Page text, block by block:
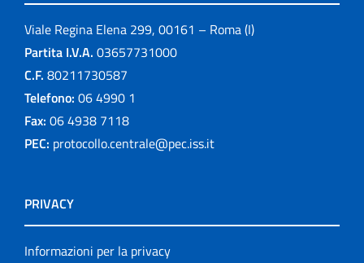
Viale Regina Elena 299, 00161 – Roma (I)
Partita I.V.A. 03657731000
C.F. 80211730587
Telefono: 06 4990 1
Fax: 06 4938 7118
PEC: protocollo.centrale@pec.iss.it
PRIVACY
Informazioni per la privacy